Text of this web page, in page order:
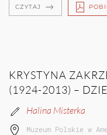
CZYTAJ
KRYSTYNA
(1924-2013) –
Halina Misterka
Muzeum Polskie w